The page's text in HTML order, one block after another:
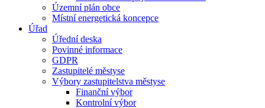
Územní plán obce
Místní energetická koncepce
Úřad
Úřední deska
Povinné informace
GDPR
Zastupitelé městyse
Výbory zastupitelstva městyse
Finanční výbor
Kontrolní výbor